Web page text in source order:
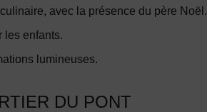
avec la présence du père Noël.
les enfants.
lumineuses.
DU PONT